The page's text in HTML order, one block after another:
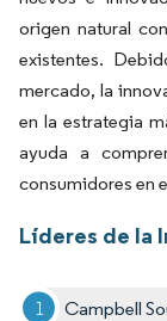
origen natural
existentes.
mercado, la
en la estrategia
ayuda a
consumidores en
Líderes de la
Campbell